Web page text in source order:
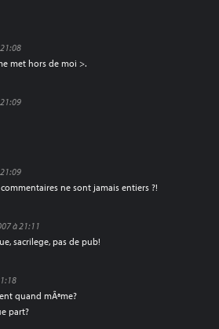
met hors de moi >.
ne sont jamais entiers ?!
à 21:11
sacrilege, pas de pub!
quand mÃªme?
part?